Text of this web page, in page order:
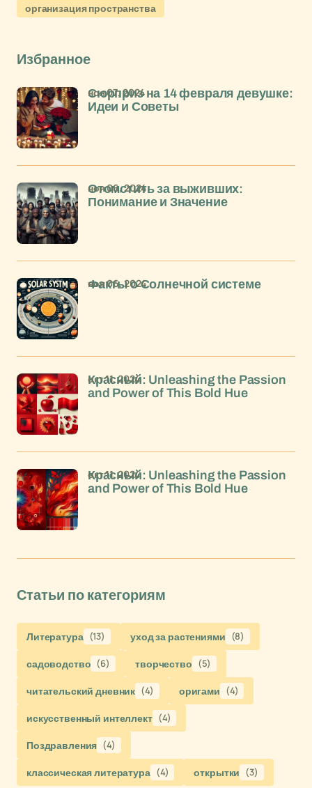
организация пространства
Избранное
Сюрприз на 14 февраля девушке:
Идеи и Советы
ноя 07, 2024
Отомстить за выживших:
Понимание и Значение
ноя 06, 2024
Факты о Солнечной системе
ноя 06, 2024
Красный: Unleashing the Passion
and Power of This Bold Hue
окт 11, 2024
Красный: Unleashing the Passion
and Power of This Bold Hue
окт 11, 2024
Статьи по категориям
Литература (13) уход за растениями (8)
садоводство (6) творчество (5)
читательский дневник (4) оригами (4)
искусственный интеллект (4)
Поздравления (4)
классическая литература (4) открытки (3)